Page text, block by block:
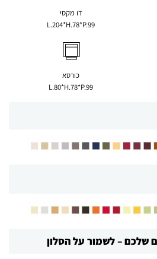
דו מקסי
L.204*H.78*P.99
כורסא
L.80*H.78*P.99
שלכם – לשמור על הסלון